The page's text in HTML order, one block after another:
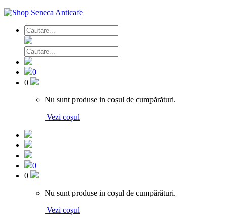
0
0
Nu sunt produse in coșul de cumpărături.
Vezi coșul
0
0
Nu sunt produse in coșul de cumpărături.
Vezi coșul